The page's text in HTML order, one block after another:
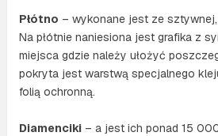
Płótno – wykonane jest ze
Na płótnie naniesiona jest grafika z
miejsca gdzie należy ułożyć
pokryta jest warstwą specjalnego
folią ochronną.
Diamenciki– a jest ich ponad 15